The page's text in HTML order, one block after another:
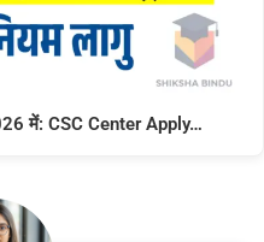
में: CSC Center Apply…